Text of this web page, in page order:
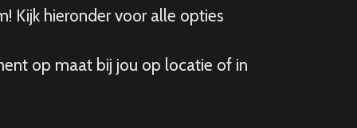
Kijk hieronder voor alle opties
op maat bij jou op locatie of in